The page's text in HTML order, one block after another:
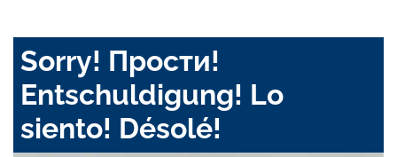
Sorry! Прости!
Entschuldigung! Lo
siento! Désolé!